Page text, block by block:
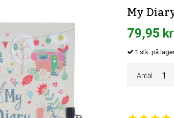
My
79,95 kr
1 stk. på
Antal